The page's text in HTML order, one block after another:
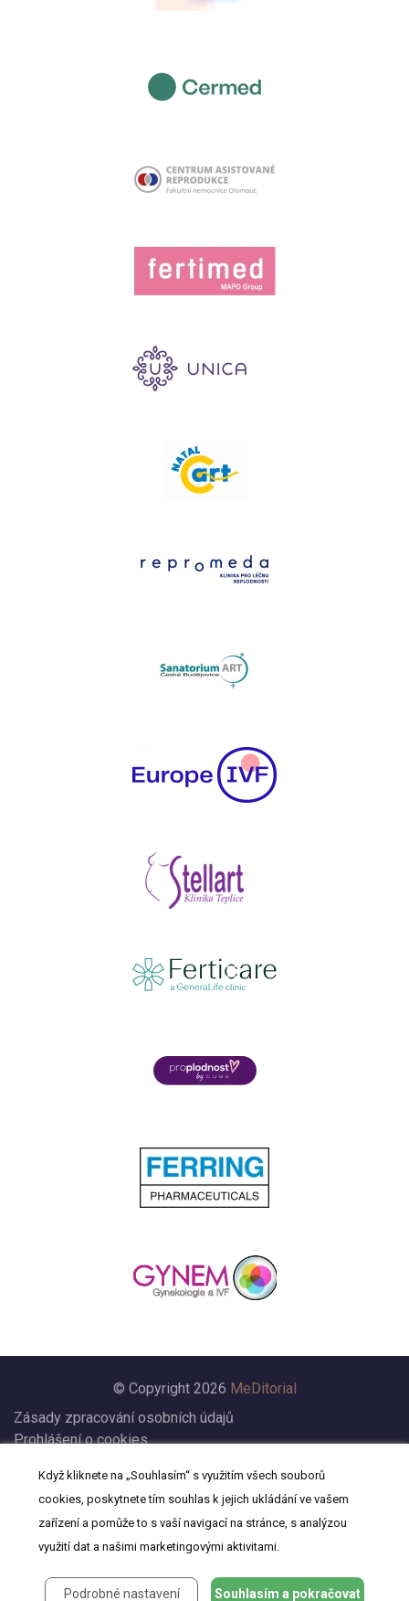
© Copyright 2026 MeDitorial
Zásady zpracování osobních údajů
Prohlášení o cookies
Prohlášení
Kontakt
Když kliknete na „Souhlasím“ s využitím všech souborů
cookies, poskytnete tím souhlas k jejich ukládání ve vašem
zařízení a pomůže to s vaší navigací na stránce, s analýzou
využití dat a našimi marketingovými aktivitami.
Podrobné nastavení Souhlasím a pokračovat